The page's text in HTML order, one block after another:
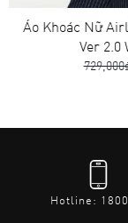
Áo Khoác Nữ
Ver 2.0
Hotline: